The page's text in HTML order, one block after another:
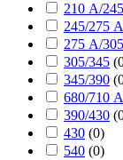
210 А/245
245/275 А
275 А/305
305/345 (
345/390 (
680/710 А
390/430 (
430 (0)
540 (0)